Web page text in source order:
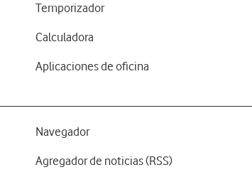
Temporizador
Calculadora
Aplicaciones de oficina
Navegador
Agregador de noticias (RSS)